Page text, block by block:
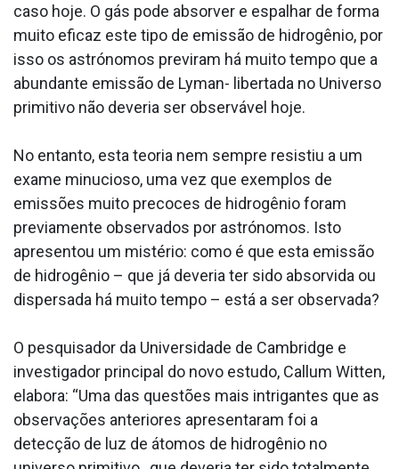
caso hoje. O gás pode absorver e espalhar de forma
muito eficaz este tipo de emissão de hidrogênio, por
isso os astrónomos previram há muito tempo que a
abundante emissão de Lyman- libertada no Universo
primitivo não deveria ser observável hoje.
No entanto, esta teoria nem sempre resistiu a um
exame minucioso, uma vez que exemplos de
emissões muito precoces de hidrogênio foram
previamente observados por astrónomos. Isto
apresentou um mistério: como é que esta emissão
de hidrogênio – que já deveria ter sido absorvida ou
dispersada há muito tempo – está a ser observada?
O pesquisador da Universidade de Cambridge e
investigador principal do novo estudo, Callum Witten,
elabora: “Uma das questões mais intrigantes que as
observações anteriores apresentaram foi a
detecção de luz de átomos de hidrogênio no